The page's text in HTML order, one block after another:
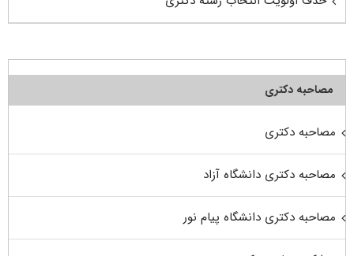
مصاحبه دکتری
مصاحبه دکتری
مصاحبه دکتری دانشگاه آزاد
مصاحبه دکتری دانشگاه پیام نور